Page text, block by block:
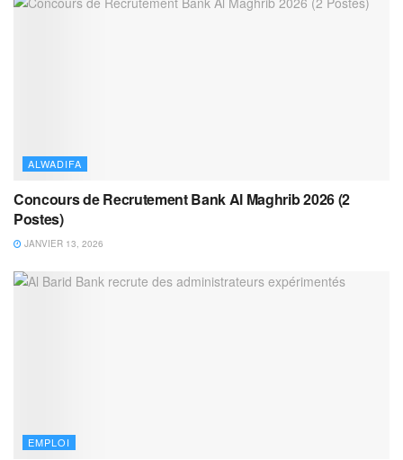
ALWADIFA
Concours de Recrutement Bank Al Maghrib 2026 (2
Postes)
JANVIER 13, 2026
EMPLOI